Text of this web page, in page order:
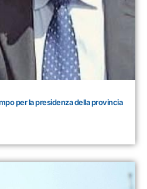
per la presidenza della provincia